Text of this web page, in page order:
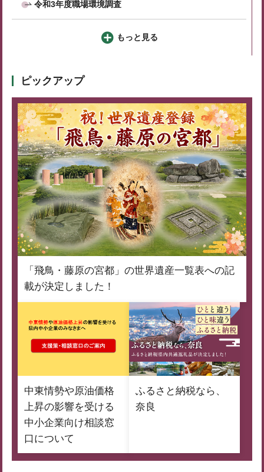
令和3年度職場環境調査
もっと見る
ピックアップ
「飛鳥・藤原の宮都」の世界遺産一覧表への記
載が決定しました！
中東情勢や原油価格
上昇の影響を受ける
中小企業向け相談窓
口について
ふるさと納税なら、
奈良